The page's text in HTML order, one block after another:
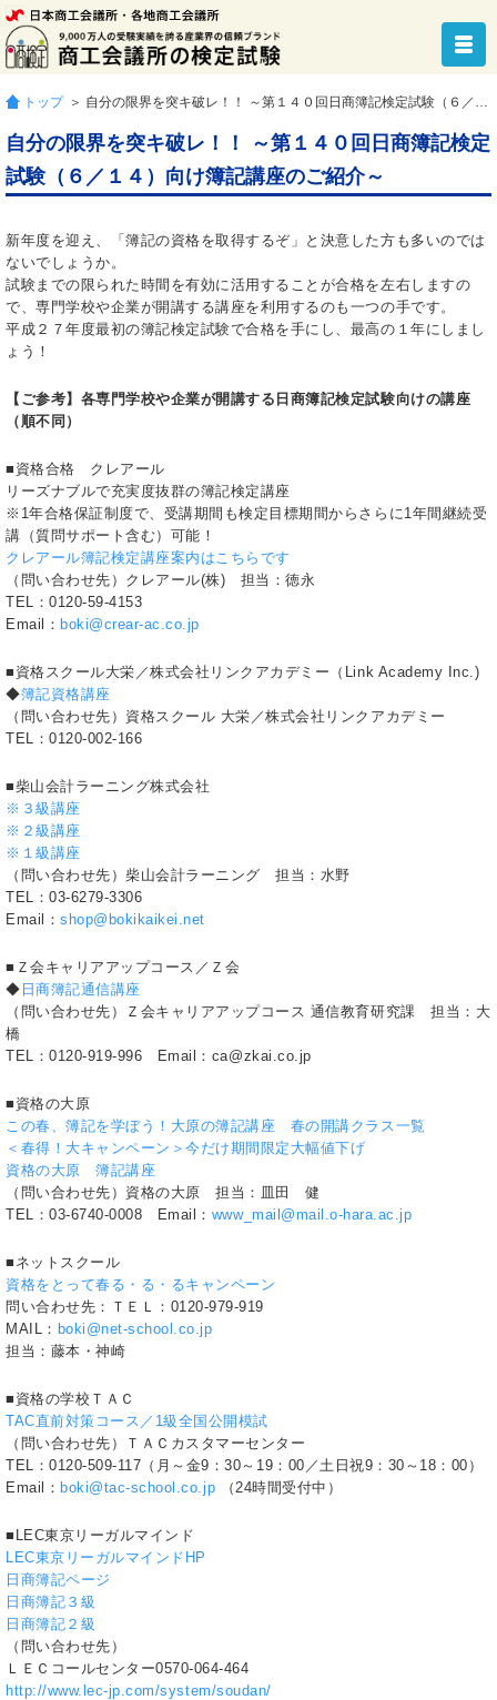
トップ ＞ 自分の限界を突キ破レ！！ ～第１４０回日商簿記検定試験（６／１４）向け簿記講座のご紹介～
自分の限界を突キ破レ！！ ～第１４０回日商簿記検定
試験（６／１４）向け簿記講座のご紹介～
新年度を迎え、「簿記の資格を取得するぞ」と決意した方も多いのでは
ないでしょうか。
試験までの限られた時間を有効に活用することが合格を左右しますの
で、専門学校や企業が開講する講座を利用するのも一つの手です。
平成２７年度最初の簿記検定試験で合格を手にし、最高の１年にしまし
ょう！
【ご参考】各専門学校や企業が開講する日商簿記検定試験向けの講座
（順不同）
■資格合格 クレアール
リーズナブルで充実度抜群の簿記検定講座
※1年合格保証制度で、受講期間も検定目標期間からさらに1年間継続受
講（質問サポート含む）可能！
クレアール簿記検定講座案内はこちらです
（問い合わせ先）クレアール(株) 担当：徳永
TEL：0120-59-4153
Email： boki@crear-ac.co.jp
■資格スクール大栄／株式会社リンクアカデミー（Link Academy Inc.)
◆簿記資格講座
（問い合わせ先）資格スクール 大栄／株式会社リンクアカデミー
TEL：0120-002-166
■柴山会計ラーニング株式会社
※３級講座
※２級講座
※１級講座
（問い合わせ先）柴山会計ラーニング 担当：水野
TEL：03-6279-3306
Email：shop@bokikaikei.net
■Ｚ会キャリアアップコース／Ｚ会
◆ 日商簿記通信講座
（問い合わせ先）Ｚ会キャリアアップコース 通信教育研究課 担当：大
橋
TEL：0120-919-996 Email：ca@zkai.co.jp
■資格の大原
この春、簿記を学ぼう！大原の簿記講座 春の開講クラス一覧
＜春得！大キャンペーン＞今だけ期間限定大幅値下げ
資格の大原 簿記講座
（問い合わせ先）資格の大原 担当：皿田 健
TEL：03-6740-0008 Email： www_mail@mail.o-hara.ac.jp
■ネットスクール
資格をとって春る・る・るキャンペーン
問い合わせ先：ＴＥＬ：0120-979-919
MAIL： boki@net-school.co.jp
担当：藤本・神崎
■資格の学校ＴＡＣ
TAC直前対策コース／1級全国公開模試
（問い合わせ先）ＴＡＣカスタマーセンター
TEL：0120-509-117（月～金9：30～19：00／土日祝9：30～18：00）
Email： boki@tac-school.co.jp （24時間受付中）
■LEC東京リーガルマインド
LEC東京リーガルマインドHP
日商簿記ページ
日商簿記３級
日商簿記２級
（問い合わせ先）
ＬＥＣコールセンター0570-064-464
http://www.lec-jp.com/system/soudan/